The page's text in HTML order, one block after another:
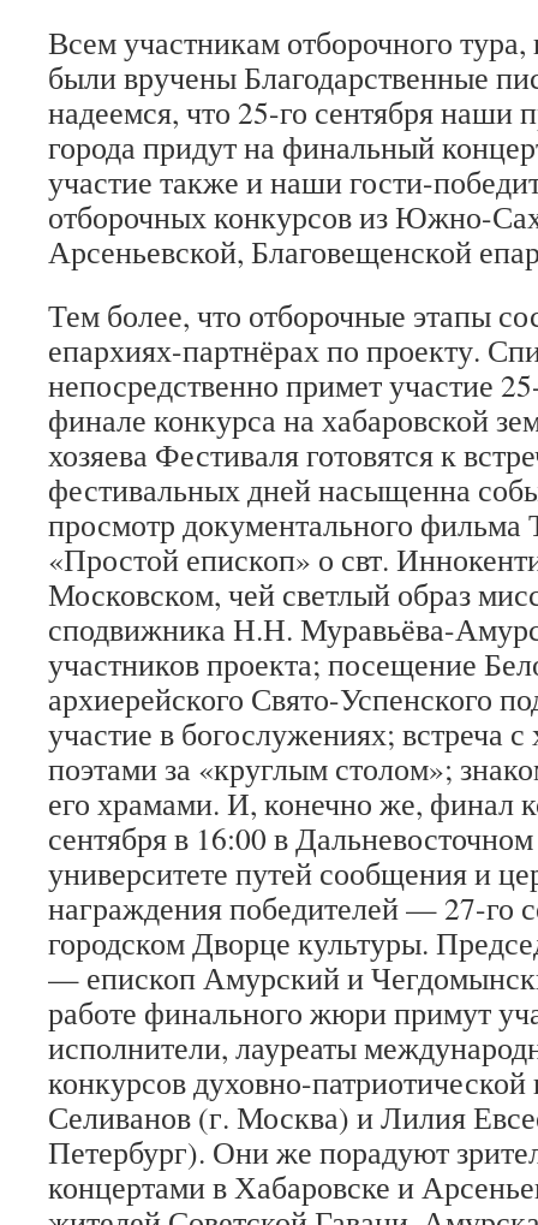
Всем участникам отборочного
были вручены Благодарственные
надеемся, что 25-го сентября наши
города придут на финальный
участие также и наши гости-
отборочных конкурсов из Южно-
Арсеньевской, Благовещенской
Тем более, что отборочные этапы
епархиях-партнёрах по проекту.
непосредственно примет участие
финале конкурса на хабаровской
хозяева Фестиваля готовятся к
фестивальных дней насыщенна
просмотр документального фильма
«Простой епископ» о свт.
Московском, чей светлый образ
сподвижника Н.Н. Муравьёва-
участников проекта; посещение
архиерейского Свято-Успенского
участие в богослужениях; встреча
поэтами за «круглым столом»;
его храмами. И, конечно же, финал
сентября в 16:00 в
университете путей сообщения и
награждения победителей — 27-го
городском Дворце культуры.
— епископ Амурский и
работе финального жюри примут
исполнители, лауреаты
конкурсов духовно-
Селиванов (г. Москва) и Лилия
Петербург). Они же порадуют
концертами в Хабаровске и